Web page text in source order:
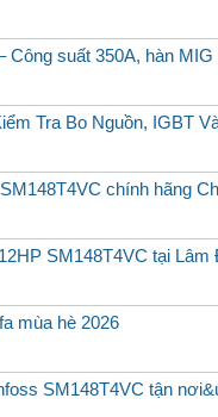
Công suất 350A, hàn
Tra Bo Nguồn, IGBT
chính hãng
SM148T4VC tại
mùa hè 2026
SM148T4VC tận